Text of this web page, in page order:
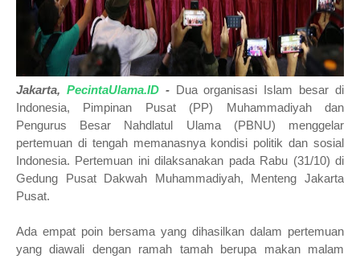
Jakarta, PecintaUlama.ID- Dua organisasi Islam besar di
Indonesia, Pimpinan Pusat (PP) Muhammadiyah dan
Pengurus Besar Nahdlatul Ulama (PBNU) menggelar
pertemuan di tengah memanasnya kondisi politik dan sosial
Indonesia. Pertemuan ini dilaksanakan pada Rabu (31/10) di
Gedung Pusat Dakwah Muhammadiyah, Menteng Jakarta
Pusat.
Ada empat poin bersama yang dihasilkan dalam pertemuan
yang diawali dengan ramah tamah berupa makan malam